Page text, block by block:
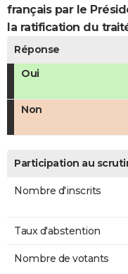
français par le
la ratification du
Réponse
Oui
Non
Participation au
Nombre d'inscrits
Taux d'abstention
Nombre de votants